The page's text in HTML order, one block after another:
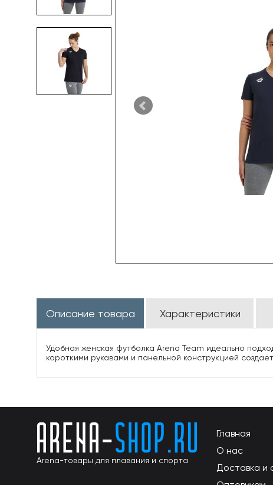
Описание товара Характеристики
Удобная женская футболка Arena Team идеально
короткими рукавами и панельной конструкцией
Arena-товары для плавания и спорта
Главная
О нас
Доставка и